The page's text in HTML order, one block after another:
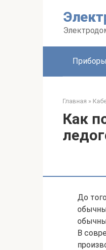
Приборы
Главная »
Как
До
В